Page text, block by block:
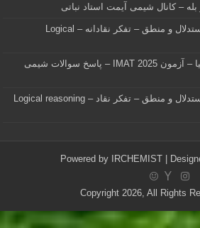
بله – کانال شیمی آیمت استاد نباتی
نمونه سوالات آیمت ایتالیا – استدلال و منطق – تفکر نقادانه – Logical
پاسخ سوالات آیمت ۲۰۲۵ ایتالیا – آزمون IMAT 2025 – پاسخ سوالات شیمی
نمونه سوالات آیمت ایتالیا – استدلال و منطق – تفکر نقاد – Logical reasoning
Powered by IRCHEMIST |